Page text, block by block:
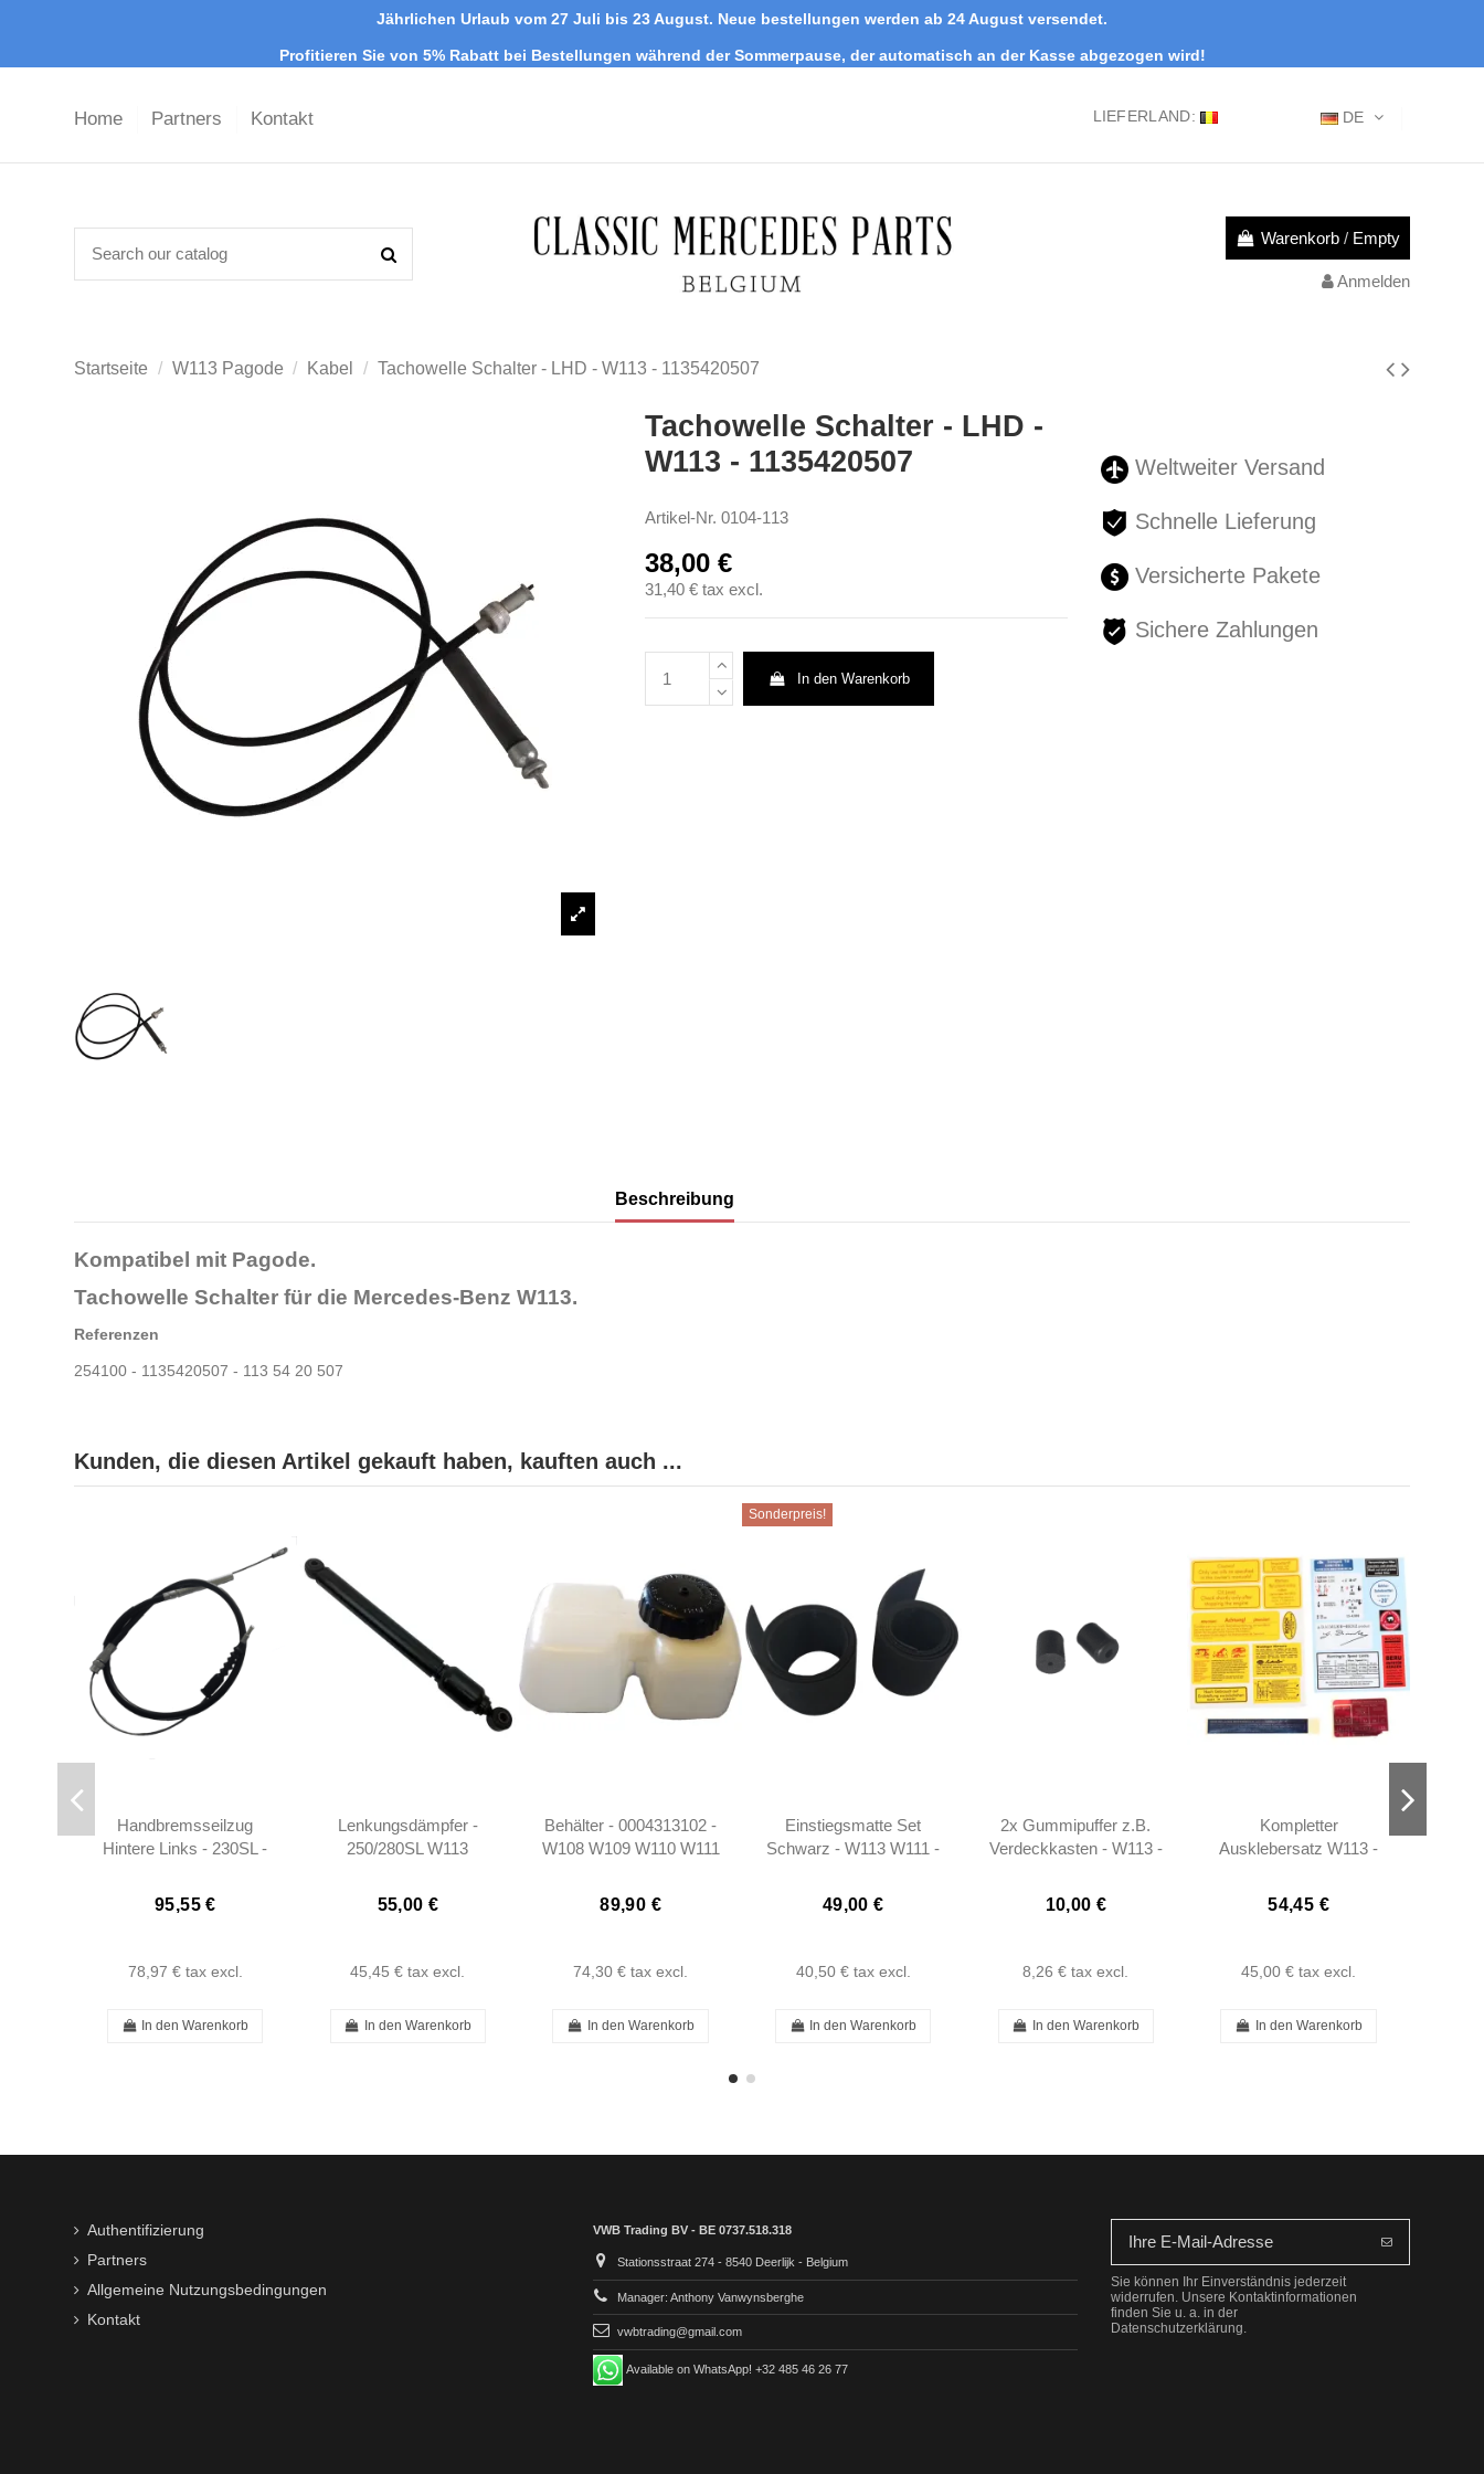
Jährlichen Urlaub vom 27 Juli bis 23 August. Neue bestellungen werden ab 24 August versendet.
Profitieren Sie von 5% Rabatt bei Bestellungen während der Sommerpause, der automatisch an der Kasse abgezogen wird!
Home Partners Kontakt DE
LIEFERLAND:
Warenkorb / Empty
Anmelden
Startseite W113 Pagode Kabel Tachowelle Schalter - LHD - W113 - 1135420507
Tachowelle Schalter - LHD -
W113 - 1135420507
Artikel-Nr. 0104-113
38,00 €
31,40 € tax excl.
In den Warenkorb
Weltweiter Versand
Schnelle Lieferung
Versicherte Pakete
Sichere Zahlungen
Beschreibung
Kompatibel mit Pagode.
Tachowelle Schalter für die Mercedes-Benz W113.
Referenzen
254100 - 1135420507 - 113 54 20 507
Kunden, die diesen Artikel gekauft haben, kauften auch ...
Handbremsseilzug
Hintere Links - 230SL -
95,55 €
78,97 € tax excl.
In den Warenkorb
Lenkungsdämpfer -
250/280SL W113
55,00 €
45,45 € tax excl.
In den Warenkorb
Behälter - 0004313102 -
W108 W109 W110 W111
89,90 €
74,30 € tax excl.
In den Warenkorb
Sonderpreis!
Einstiegsmatte Set
Schwarz - W113 W111 -
49,00 €
40,50 € tax excl.
In den Warenkorb
2x Gummipuffer z.B.
Verdeckkasten - W113 -
10,00 €
8,26 € tax excl.
In den Warenkorb
Kompletter
Ausklebersatz W113 -
54,45 €
45,00 € tax excl.
In den Warenkorb
Authentifizierung
Partners
Allgemeine Nutzungsbedingungen
Kontakt
VWB Trading BV - BE 0737.518.318
Stationsstraat 274 - 8540 Deerlijk - Belgium
Manager: Anthony Vanwynsberghe
vwbtrading@gmail.com
Available on WhatsApp! +32 485 46 26 77
Sie können Ihr Einverständnis jederzeit
widerrufen. Unsere Kontaktinformationen
finden Sie u. a. in der
Datenschutzerklärung.